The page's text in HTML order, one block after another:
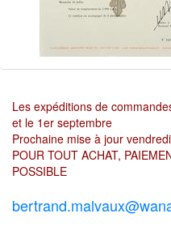
Les expéditions de
et le 1er septembre
Prochaine mise à jour
POUR TOUT ACHAT,
POSSIBLE